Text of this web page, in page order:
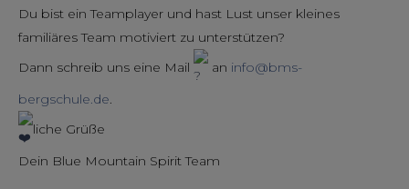
Du bist ein Teamplayer und hast Lust unser kleines
familiäres Team motiviert zu unterstützen?
Dann schreib uns eine Mail
an info@bms-
bergschule.de.
liche Grüße
Dein Blue Mountain Spirit Team